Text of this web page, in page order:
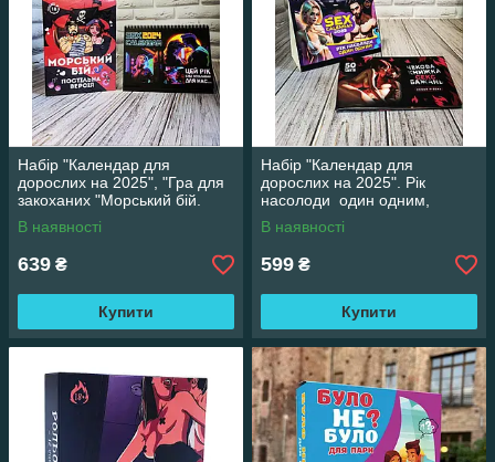
Набір "Календар для
дорослих на 2025", "Гра для
закоханих "Морський бій.
Постільна версія"
В наявності
639 ₴
Купити
Набір "Календар для
дорослих на 2025". Рік
насолоди один одним,
"Чекова книжка бажань"
Новий Рівень 50 чеків
В наявності
599 ₴
Купити